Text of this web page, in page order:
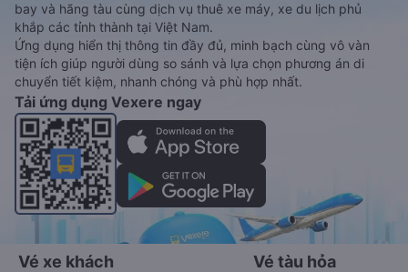
bay và hãng tàu cùng dịch vụ thuê xe máy, xe du lịch phủ
khắp các tỉnh thành tại Việt Nam.
Ứng dụng hiển thị thông tin đầy đủ, minh bạch cùng vô vàn
tiện ích giúp người dùng so sánh và lựa chọn phương án di
chuyển tiết kiệm, nhanh chóng và phù hợp nhất.
Tải ứng dụng Vexere ngay
Vé xe khách Vé tàu hỏa